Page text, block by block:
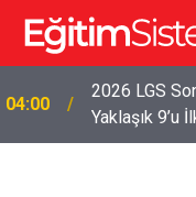
04:00
2026 LGS
Yaklaşık 9’u